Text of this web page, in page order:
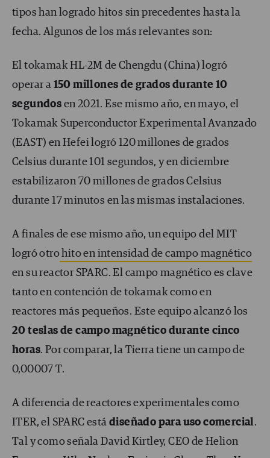
tipos han logrado hitos sin precedentes hasta la
fecha. Algunos de los más relevantes son:
El tokamak HL-2M de Chengdu (China) logró
operar a 150 millones de grados durante 10
segundos en 2021. Ese mismo año, en mayo, el
Tokamak Superconductor Experimental Avanzado
(EAST) en Hefei logró 120 millones de grados
Celsius durante 101 segundos, y en diciembre
estabilizaron 70 millones de grados Celsius
durante 17 minutos en las mismas instalaciones.
A finales de ese mismo año, un equipo del MIT
logró otrohito en intensidad de campo magnético
en su reactor SPARC. El campo magnético es clave
tanto en contención de tokamak como en
reactores más pequeños. Este equipo alcanzó los
20 teslas de campo magnético durante cinco
horas. Por comparar, la Tierra tiene un campo de
0,00007 T.
A diferencia de reactores experimentales como
ITER, el SPARC está diseñado para uso comercial.
Tal y como señala David Kirtley, CEO de Helion